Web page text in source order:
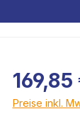
Preise inkl.